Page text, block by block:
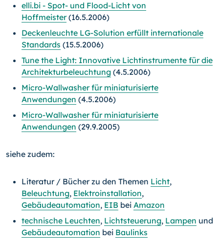
elli.bi - Spot- und Flood-Licht von
Hoffmeister(16.5.2006)
Deckenleuchte LG-Solution erfüllt internationale
Standards (15.5.2006)
Tune the Light: Innovative Lichtinstrumente für die
Architekturbeleuchtung (4.5.2006)
Micro-Wallwasher für miniaturisierte
Anwendungen (4.5.2006)
Micro-Wallwasher für miniaturisierte
Anwendungen (29.9.2005)
siehe zudem:
Literatur / Bücher zu den Themen Licht,
Beleuchtung, Elektroinstallation,
Gebäudeautomation, EIB bei Amazon
technische Leuchten, Lichtsteuerung, Lampen und
Gebäudeautomation bei Baulinks